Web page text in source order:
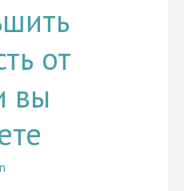
от
вы